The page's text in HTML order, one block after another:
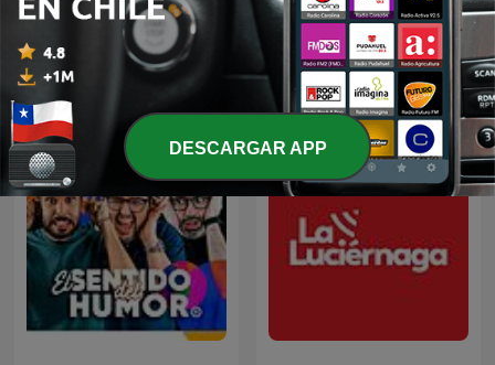
Tomás Va A Morir Expertas en Nada
DESCARGAR APP